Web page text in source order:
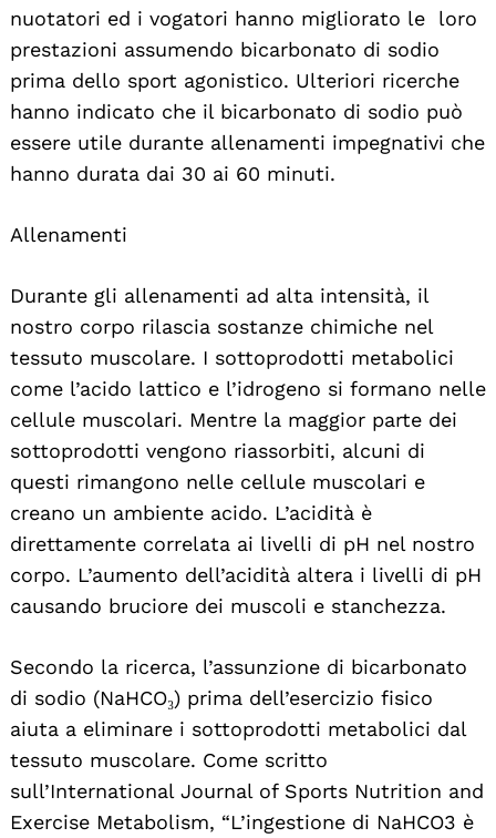
nuotatori ed i vogatori hanno migliorato le loro
prestazioni assumendo bicarbonato di sodio
prima dello sport agonistico. Ulteriori ricerche
hanno indicato che il bicarbonato di sodio può
essere utile durante allenamenti impegnativi che
hanno durata dai 30 ai 60 minuti.
Allenamenti
Durante gli allenamenti ad alta intensità, il
nostro corpo rilascia sostanze chimiche nel
tessuto muscolare. I sottoprodotti metabolici
come l’acido lattico e l’idrogeno si formano nelle
cellule muscolari. Mentre la maggior parte dei
sottoprodotti vengono riassorbiti, alcuni di
questi rimangono nelle cellule muscolari e
creano un ambiente acido. L’acidità è
direttamente correlata ai livelli di pH nel nostro
corpo. L’aumento dell’acidità altera i livelli di pH
causando bruciore dei muscoli e stanchezza.
Secondo la ricerca, l’assunzione di bicarbonato
di sodio (NaHCO₃) prima dell’esercizio fisico
aiuta a eliminare i sottoprodotti metabolici dal
tessuto muscolare. Come scritto
sull’International Journal of Sports Nutrition and
Exercise Metabolism, “L’ingestione di NaHCO3 è